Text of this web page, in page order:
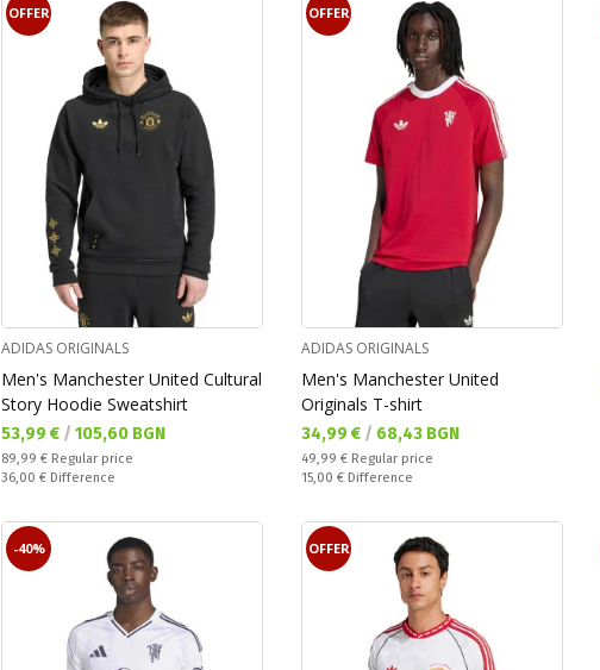
OFFER
ADIDAS ORIGINALS
Men's Manchester United Cultural
Story Hoodie Sweatshirt
Текуща цена:
53,99 € / 105,60 BGN
Regular price:
89,99 € Regular price
Спестявате:
36,00 € Difference
OFFER
ADIDAS ORIGINALS
Men's Manchester United
Originals T-shirt
Текуща цена:
34,99 € / 68,43 BGN
Regular price:
49,99 € Regular price
Спестявате:
15,00 € Difference
-40% OFFER